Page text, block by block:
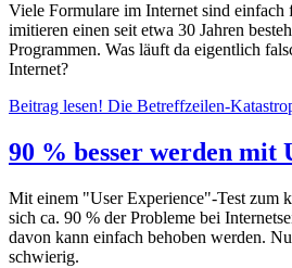
Viele Formulare im Internet sind einfach
imitieren einen seit etwa 30 Jahren
Programmen. Was läuft da eigentlich
Internet?
Beitrag lesen! Die Betreffzeilen-
90 % besser werden mit
Mit einem "User Experience"-Test zum
sich ca. 90 % der Probleme bei
davon kann einfach behoben werden.
schwierig.